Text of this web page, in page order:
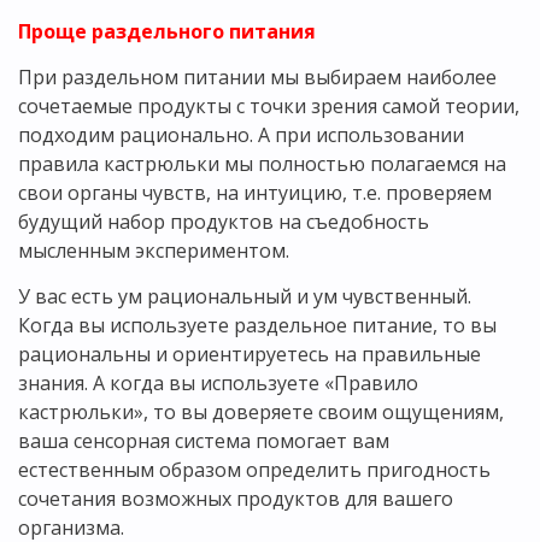
Проще раздельного питания
При раздельном питании мы выбираем наиболее
сочетаемые продукты с точки зрения самой теории,
подходим рационально. А при использовании
правила кастрюльки мы полностью полагаемся на
свои органы чувств, на интуицию, т.е. проверяем
будущий набор продуктов на съедобность
мысленным экспериментом.
У вас есть ум рациональный и ум чувственный.
Когда вы используете раздельное питание, то вы
рациональны и ориентируетесь на правильные
знания. А когда вы используете «Правило
кастрюльки», то вы доверяете своим ощущениям,
ваша сенсорная система помогает вам
естественным образом определить пригодность
сочетания возможных продуктов для вашего
организма.